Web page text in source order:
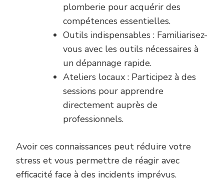
plomberie pour acquérir des
compétences essentielles.
Outils indispensables : Familiarisez-
vous avec les outils nécessaires à
un dépannage rapide.
Ateliers locaux : Participez à des
sessions pour apprendre
directement auprès de
professionnels.
Avoir ces connaissances peut réduire votre
stress et vous permettre de réagir avec
efficacité face à des incidents imprévus.